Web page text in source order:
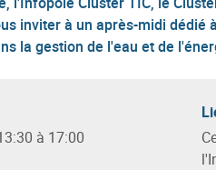
inviter à un après-midi dédié
la gestion de l'eau et de
à 17:00